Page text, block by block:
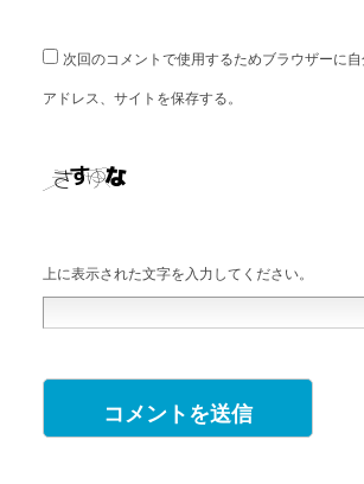
次回のコメントで使用するためブラウザーに
アドレス、サイトを保存する。
上に表示された文字を入力してください。